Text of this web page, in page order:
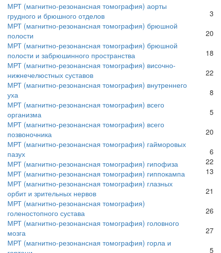
3
МРТ (магнитно-резонансная томография) аорты
грудного и брюшного отделов
20
МРТ (магнитно-резонансная томография) брюшной
полости
18
МРТ (магнитно-резонансная томография) брюшной
полости и забрюшинного пространства
22
МРТ (магнитно-резонансная томография) височно-
нижнечелюстных суставов
8
МРТ (магнитно-резонансная томография) внутреннего
уха
5
МРТ (магнитно-резонансная томография) всего
организма
20
МРТ (магнитно-резонансная томография) всего
позвоночника
6
МРТ (магнитно-резонансная томография) гайморовых
пазух
22
МРТ (магнитно-резонансная томография) гипофиза
13
МРТ (магнитно-резонансная томография) гиппокампа
21
МРТ (магнитно-резонансная томография) глазных
орбит и зрительных нервов
26
МРТ (магнитно-резонансная томография)
голеностопного сустава
27
МРТ (магнитно-резонансная томография) головного
мозга
5
МРТ (магнитно-резонансная томография) горла и